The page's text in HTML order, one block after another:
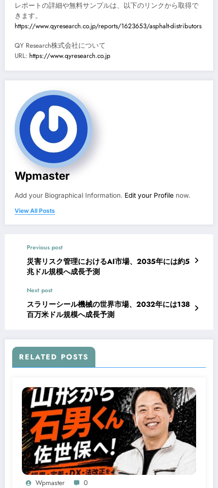
レポートの詳細や無料サンプルは、以下のリンクから取得で
きます。
https://www.qyresearch.co.jp/reports/1623653/asphalt-distributors
QY Research株式会社について
URL: https://www.qyresearch.co.jp
Wpmaster
Add your Biographical Information. Edit your Profile now.
View All Posts
Previous post
災害リスク管理におけるAI市場、2035年には約5
兆ドル規模へ成長予測
Next post
スラリーシール機械の世界市場、2032年には138
百万米ドル規模へ成長予測
RELATED POSTS
Wpmaster 0